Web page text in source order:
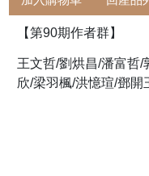
【第90期作者群】
王文哲/劉烘昌/潘富哲/
欣/梁羽楓/洪憶瑄/鄧開